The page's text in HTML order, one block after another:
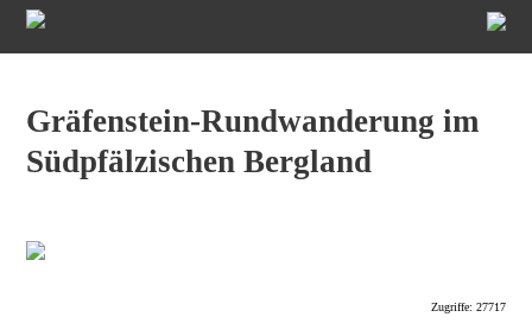
Gräfenstein-Rundwanderung im
Südpfälzischen Bergland
Zugriffe: 27717